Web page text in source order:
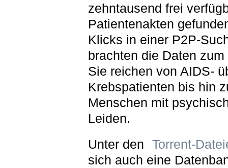
zehntausend frei
Patientenakten
Klicks in einer P2P-
brachten die Daten
Sie reichen von AIDS-
Krebspatienten bis hin
Menschen mit
Leiden.
Unter den
Torrent-
sich auch eine